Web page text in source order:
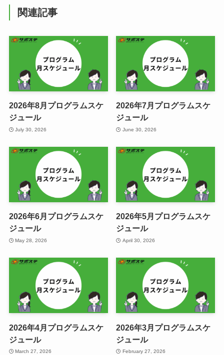
関連記事
2026年8月プログラムスケ
ジュール
July 30, 2026
2026年7月プログラムスケ
ジュール
June 30, 2026
2026年6月プログラムスケ
ジュール
May 28, 2026
2026年5月プログラムスケ
ジュール
April 30, 2026
2026年4月プログラムスケ
ジュール
March 27, 2026
2026年3月プログラムスケ
ジュール
February 27, 2026